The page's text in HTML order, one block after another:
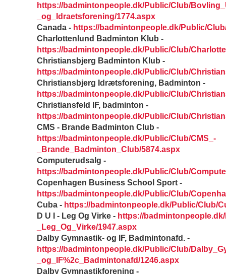
https://badmintonpeople.dk/Public/Club/
_og_Idraetsforening/1774.aspx
Canada - https://badmintonpeople.dk/Public/
Charlottenlund Badminton Klub -
https://badmintonpeople.dk/Public/Club/
Christiansbjerg Badminton Klub -
https://badmintonpeople.dk/Public/Club/
Christiansbjerg Idrætsforening, Badminton -
https://badmintonpeople.dk/Public/Club/
Christiansfeld IF, badminton -
https://badmintonpeople.dk/Public/Club/
CMS - Brande Badminton Club -
https://badmintonpeople.dk/Public/Club/CMS_-
_Brande_Badminton_Club/5874.aspx
Computerudsalg -
https://badmintonpeople.dk/Public/Club/
Copenhagen Business School Sport -
https://badmintonpeople.dk/Public/Club/
Cuba - https://badmintonpeople.dk/Public/Club/
D U I - Leg Og Virke - https://
_Leg_Og_Virke/1947.aspx
Dalby Gymnastik- og IF, Badmintonafd. -
https://badmintonpeople.dk/Public/Club/
_og_IF%2c_Badmintonafd/1246.aspx
Dalby Gymnastikforening -